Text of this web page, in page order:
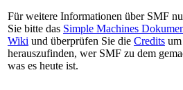
Für weitere Informationen über SMF
Sie bitte das Simple Machines
Wiki und überprüfen Sie die Credits um
herauszufinden, wer SMF zu dem
was es heute ist.